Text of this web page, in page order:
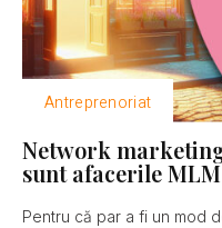
Antreprenoriat
Network
sunt afacerile
Pentru că par a fi un mod